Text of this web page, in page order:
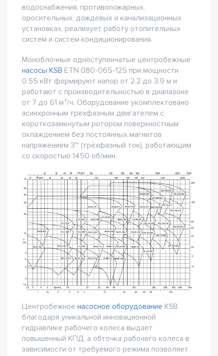
водоснабжения, противопожарных,
оросительных, дождевых и канализационных
установках, реализует работу отопительных
систем и систем кондиционирования.
Моноблочные одноступенчатые центробежные
насосы KSB ETN 080-065-125 при мощности
0.55 кВт формируют напор от 2.2 до 3.9 м и
работают с производительностью в диапазоне
от 7 до 61 м³/ч. Оборудование укомплектовано
асинхронным трехфазным двигателем с
короткозамкнутым ротором поверхностным
охлаждением без постоянных магнитов
напряжением 3~ (трёхфазный ток), работающим
со скоростью 1450 об/мин.
Центробежное насосное оборудование KSB
благодаря уникальной инновационной
гидравлике рабочего колеса выдает
повышенный КПД, а обточка рабочего колеса в
зависимости от требуемого режима позволяет